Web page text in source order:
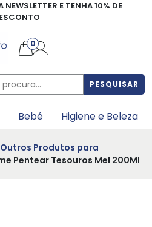
NEWSLETTER E TENHA 10% DE
PESQUISAR
0
Bebé Higiene e Beleza
Outros Produtos para
Pentear Tesouros Mel 200Ml